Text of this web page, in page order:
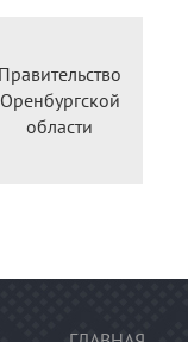
Правительство
Оренбургской
области